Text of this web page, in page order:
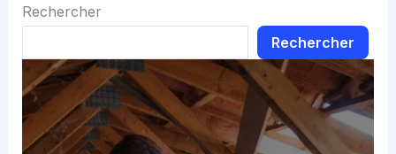
Rechercher
Rechercher